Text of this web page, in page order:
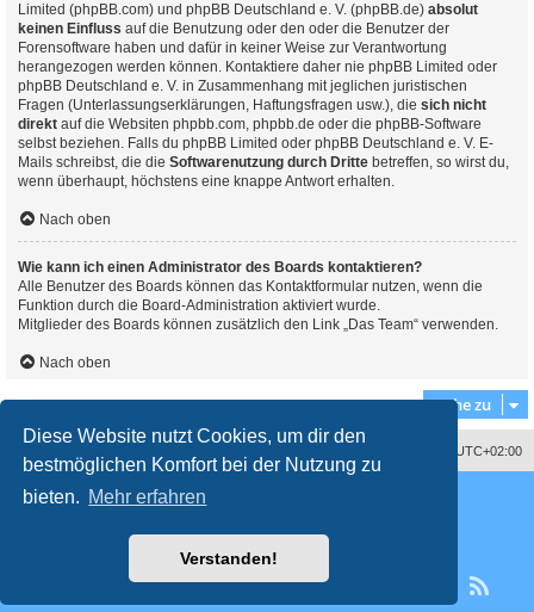
Diese Website nutzt Cookies, um dir den
bestmöglichen Komfort bei der Nutzung zu
bieten. Mehr erfahren
Verstanden!
Limited (phpBB.com) und phpBB Deutschland e. V. (phpBB.de) absolut
keinen Einfluss auf die Benutzung oder den oder die Benutzer der
Forensoftware haben und dafür in keiner Weise zur Verantwortung
herangezogen werden können. Kontaktiere daher nie phpBB Limited oder
phpBB Deutschland e. V. in Zusammenhang mit jeglichen juristischen
Fragen (Unterlassungserklärungen, Haftungsfragen usw.), die sich nicht
direkt auf die Websiten phpbb.com, phpbb.de oder die phpBB-Software
selbst beziehen. Falls du phpBB Limited oder phpBB Deutschland e. V. E-
Mails schreibst, die die Softwarenutzung durch Dritte betreffen, so wirst du,
wenn überhaupt, höchstens eine knappe Antwort erhalten.
Nach oben
Wie kann ich einen Administrator des Boards kontaktieren?
Alle Benutzer des Boards können das Kontaktformular nutzen, wenn die
Funktion durch die Board-Administration aktiviert wurde.
Mitglieder des Boards können zusätzlich den Link „Das Team“ verwenden.
Nach oben
Gehe zu
UTC+02:00
Powered by phpBB® Forum Software © phpBB Limited
Deutsche Übersetzung durchphpBB.de
Nutzungsbedingungen